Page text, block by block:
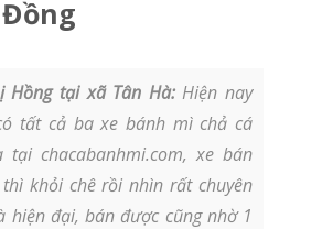
Hồng tại xã Tân Hà:Hiện nay
tất cả ba xe bánh mì chả cá
tại chacabanhmi.com, xe bán
khỏi chê rồi nhìn rất chuyên
hiện đại, bán được cũng nhờ 1